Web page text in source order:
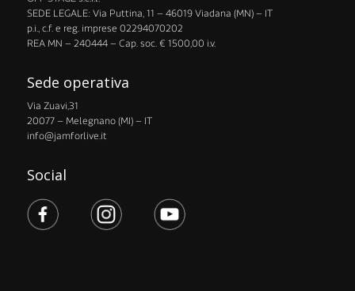
​SEDE LEGALE: Via Puttina, 11 – 46019 Viadana (MN) – IT
p.i., c.f. e reg. imprese 02294070202
​REA MN – 240444 – Cap. soc. € 1500,00 i.v.
Sede operativa
Via Zuavi,31
20077 – Melegnano (MI) – IT
info@jamforlive.it
Social